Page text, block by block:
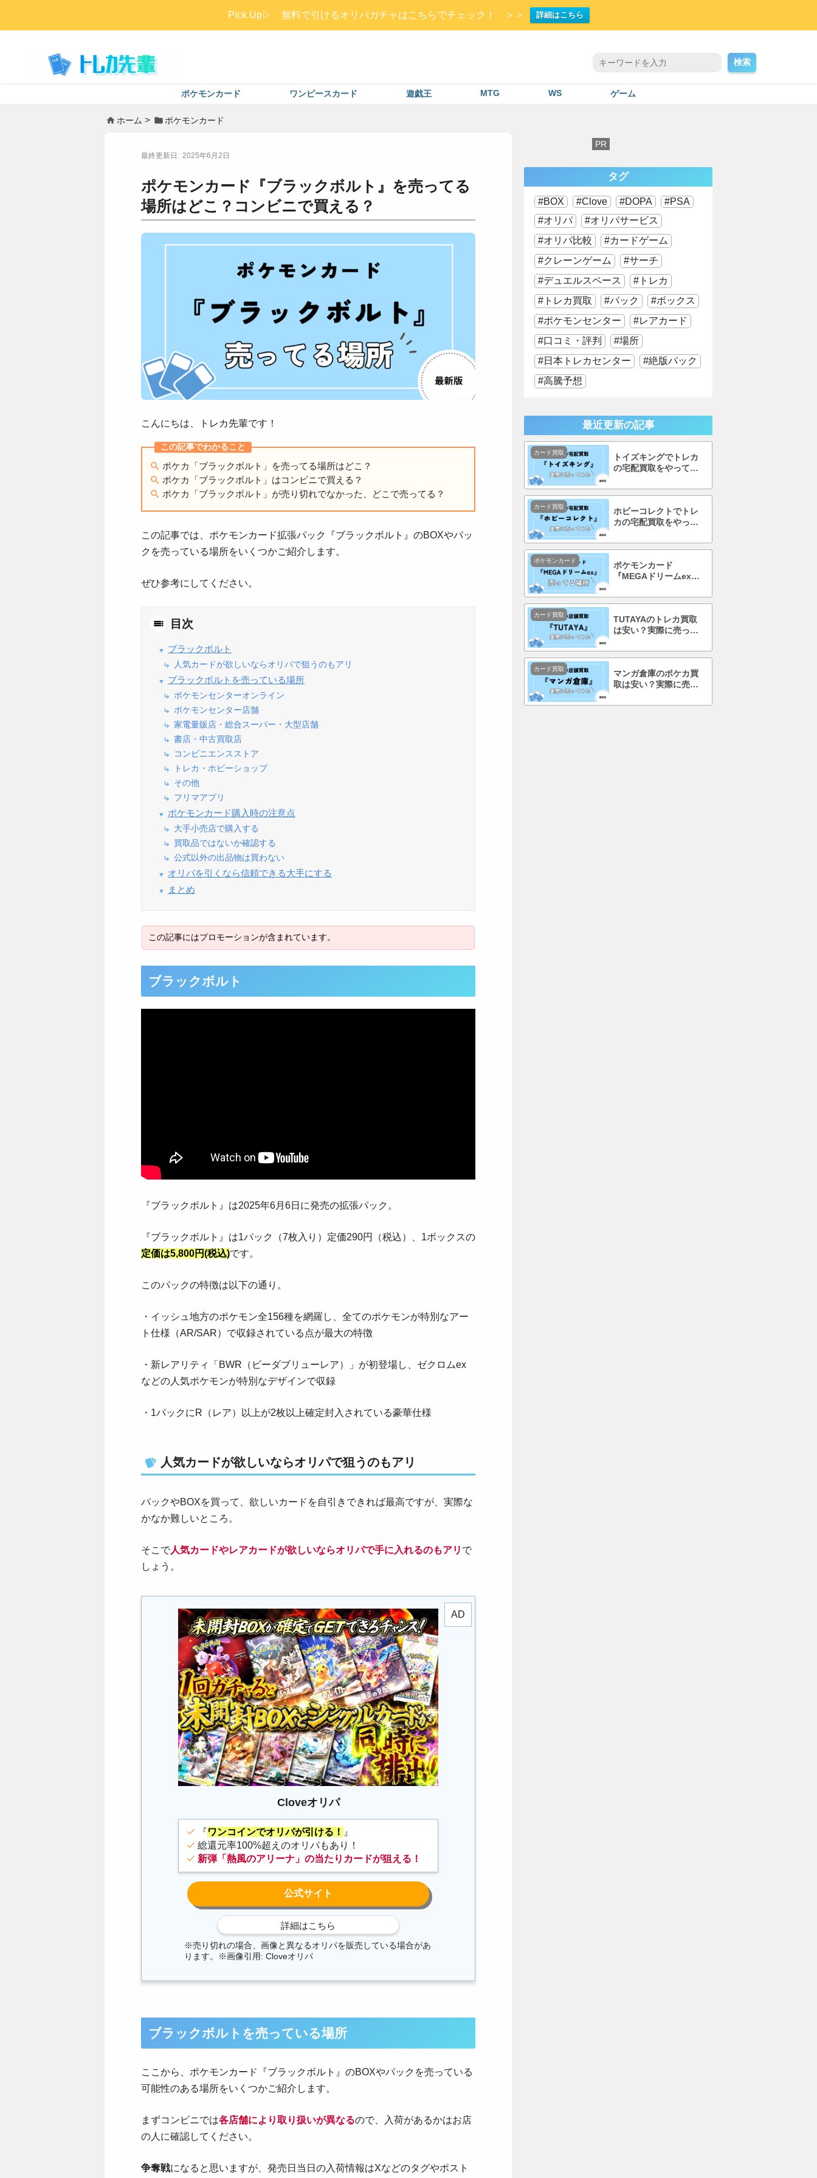
Pick Up▷ 無料で引けるオリパガチャはこちらでチェック！ ＞＞ 詳細はこちら
検索
ポケモンカード ワンピースカード 遊戯王 MTG WS ゲーム
ホーム ポケモンカード
2025年6月2日
ポケモンカード『ブラックボルト』を売ってる
場所はどこ？コンビニで買える？
こんにちは、トレカ先輩です！
ポケカ「ブラックボルト」を売ってる場所はどこ？
ポケカ「ブラックボルト」はコンビニで買える？
ポケカ「ブラックボルト」が売り切れでなかった、どこで売ってる？
この記事では、ポケモンカード拡張パック『ブラックボルト』のBOXやパッ
クを売っている場所をいくつかご紹介します。
ぜひ参考にしてください。
目次
ブラックボルト
人気カードが欲しいならオリパで狙うのもアリ
ブラックボルト を売っている場所
ポケモンセンターオンライン
ポケモンセンター店舗
家電量販店・総合スーパー・大型店舗
書店・中古買取店
コンビニエンスストア
トレカ・ホビーショップ
その他
フリマアプリ
ポケモンカード購入時の注意点
大手小売店で購入する
買取品ではないか確認する
公式以外の出品物は買わない
オリパを引くなら信頼できる大手にする
まとめ
ブラックボルト
『ブラックボルト』は2025年6月6日に発売の拡張パック。
『ブラックボルト』は1パック（7枚入り）定価290円（税込）、1ボックスの
定価は5,800円(税込)です。
このパックの特徴は以下の通り。
・イッシュ地方のポケモン全156種を網羅し、全てのポケモンが特別なアー
ト仕様（AR/SAR）で収録されている点が最大の特徴
・新レアリティ「BWR（ビーダブリューレア）」が初登場し、ゼクロムex
などの人気ポケモンが特別なデザインで収録
・1パックにR（レア）以上が2枚以上確定封入されている豪華仕様
人気カードが欲しいならオリパで狙うのもアリ
パックやBOXを買って、欲しいカードを自引きできれば最高ですが、実際な
かなか難しいところ。
そこで人気カードやレアカードが欲しいならオリパで手に入れるのもアリ で
しょう。
Cloveオリパ
『ワンコインでオリパが引ける！ 』
総還元率100%超えのオリパもあり！
新弾「熱風のアリーナ」の当たりカードが狙える！
※売り切れの場合、画像と異なるオリパを販売している場合があ
ります。※画像引用: Cloveオリパ
ブラックボルト を売っている場所
ここから、ポケモンカード『ブラックボルト 』のBOXやパックを売っている
可能性のある場所をいくつかご紹介します。
まずコンビニでは各店舗により取り扱いが異なるので、入荷があるかはお店
の人に確認してください。
争奪戦になると思いますが、発売日当日の入荷情報はXなどのタグやポスト
タグ
BOX Clove DOPA
PSA
オリパ
オリパサービス
オリパ比較
カードゲーム
クレーンゲーム
サーチ
デュエルスペース
トレカ
トレカ買取
パック
ボックス
ポケモンセンター
レアカード
口コミ・評判
場所
日本トレカセンター
絶版パック
高騰予想
最近更新の記事
トイズキングでトレカ
の宅配買取をやってみ
徹底調査！
カード買取
ホビーコレクトでトレ
カの宅配買取をやって
で徹底調査！
カード買取
ポケモンカード
『MEGAドリームex』
こ？コンビニで買え
ポケモンカード
TUTAYAのトレカ買取
は安い？実際に売って
徹底調査！
カード買取
マンガ倉庫のポケカ買
取は安い？実際に売っ
で徹底調査！
カード買取